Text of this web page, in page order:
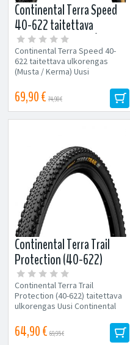
Continental Terra Speed
40-622 taitettava
ulkorengas (Musta /
Kerma)
Continental Terra Speed 40-
622 taitettava ulkorengas
(Musta / Kerma) Uusi
rengas nopeaan...
69,90 € 74,90 €
Continental Terra Trail
Protection (40-622)
taitettava ulkorengas
Continental Terra Trail
Protection (40-622) taitettava
ulkorengas Uusi Continental
ajoon! Malli:...
64,90 € 69,95 €